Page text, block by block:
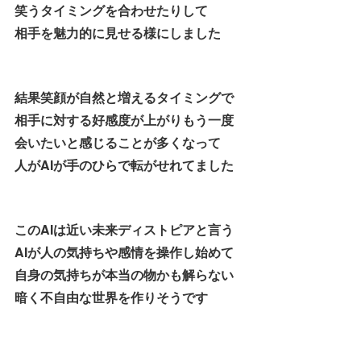
笑うタイミングを合わせたりして
相手を魅力的に見せる様にしました
結果笑顔が自然と増えるタイミングで
相手に対する好感度が上がりもう一度
会いたいと感じることが多くなって
人がAIが手のひらで転がせれてました
このAIは近い未来ディストピアと言う
AIが人の気持ちや感情を操作し始めて
自身の気持ちが本当の物かも解らない
暗く不自由な世界を作りそうです